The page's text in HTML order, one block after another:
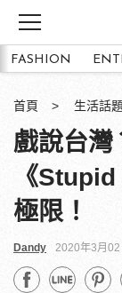
FASHION
首頁 生活話
戲說台
《
極限！
Dandy 2020年3月